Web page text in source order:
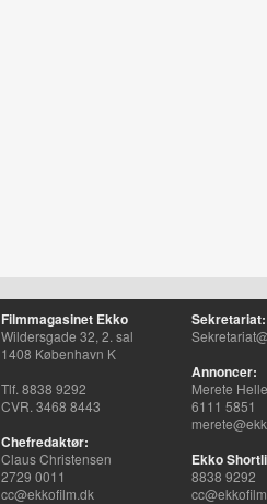
Filmmagasinet Ekko
Wildersgade 32, 2. sal
1408 København K
Tlf. 8838 9292
CVR. 3468 8443
Chefredaktør:
Claus Christensen
2729 0011
cc@ekkofilm.dk
Sekretariat:
Annoncer:
Merete
6111 5851
Ekko
8838 9292